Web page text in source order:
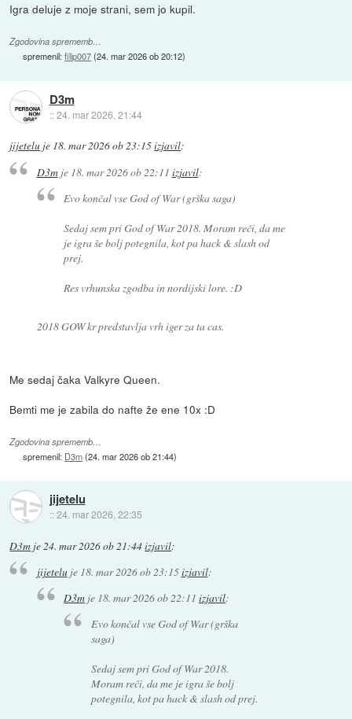
Igra deluje z moje strani, sem jo kupil.
Zgodovina sprememb…
spremenil:filip007(24. mar 2026 ob 20:12)
D3m
::24. mar 2026, 21:44
jijetelu je 18. mar 2026 ob 23:15izjavil:
D3mje 18. mar 2026 ob 22:11 izjavil:
Evo končal vse God of War (grška saga)
Sedaj sem pri God of War 2018. Moram reči, da me
je igra še bolj potegnila, kot pa hack & slash od
prej.
Res vrhunska zgodba in nordijski lore. :D
2018 GOW kr predstavlja vrh iger za ta cas.
Me sedaj čaka Valkyre Queen.
Bemti me je zabila do nafte že ene 10x :D
Zgodovina sprememb…
spremenil: D3m(24. mar 2026 ob 21:44)
jijetelu
::24. mar 2026, 22:35
D3m je24. mar 2026 ob 21:44izjavil:
jijeteluje 18. mar 2026 ob 23:15izjavil:
D3m je 18. mar 2026 ob 22:11 izjavil:
Evo končal vse God of War (grška
saga)
Sedaj sem pri God of War 2018.
Moram reči, da me je igra še bolj
potegnila, kot pa hack & slash od prej.